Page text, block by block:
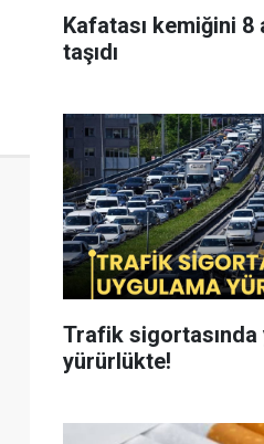
Kafatası kemiğini 8
taşıdı
Trafik sigortasında
yürürlükte!